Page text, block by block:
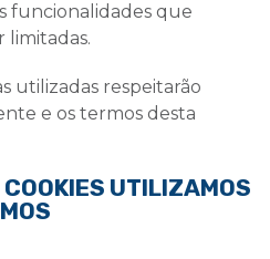
funcionalidades que
limitadas.
utilizadas respeitarão
e os termos desta
UTILIZAMOS